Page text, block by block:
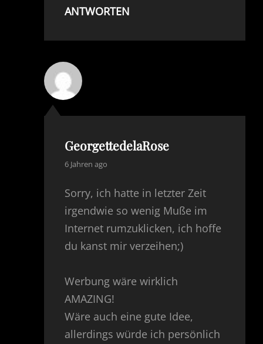
ANTWORTEN
GeorgettedelaRose
says:
6 Jahren ago
Sorry, ich hatte in letzter Zeit
irgendwie so wenig Muße im
Internet rumzuklicken, ich hoffe
du kanst mir verzeihen;)
Werbung wäre wirklich
AMAZING!
Wäre auch eine gute Idee,
allerdings würde ich persönlich